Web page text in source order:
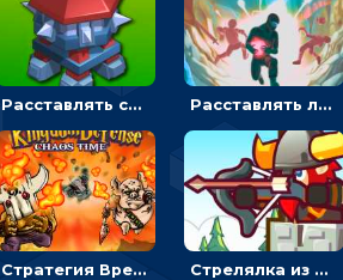
Расставлять стрелков и оборонять башню от монстров - стратегия Расставлять ловушки, чтобы охранять камни в темнице - для мальчиков
Стратегия Время Хаоса: расставлять воинов или защищать королевство Стрелялка из лука Часовой страж: целиться и бить стрелами по скелетам